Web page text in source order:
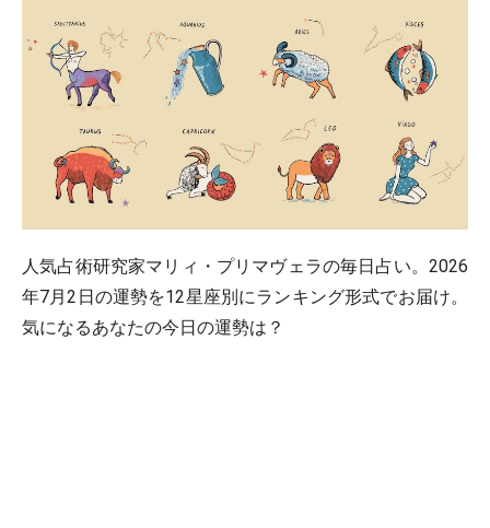
人気占術研究家マリィ・プリマヴェラの毎日占い。2026
年7月2日の運勢を12星座別にランキング形式でお届け。
気になるあなたの今日の運勢は？